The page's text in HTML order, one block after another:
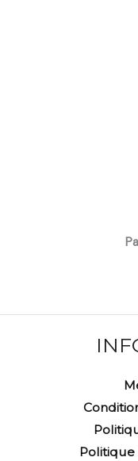
Politique